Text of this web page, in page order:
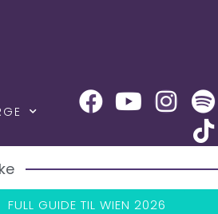
FULL GUIDE TIL WIEN 2026